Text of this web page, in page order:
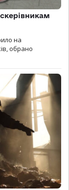
на
обрано